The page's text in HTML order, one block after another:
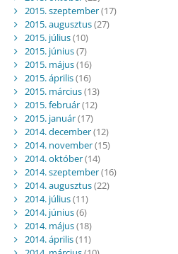
2015. szeptember(17)
2015. augusztus(27)
2015. július(10)
2015. június(7)
2015. május(16)
2015. április(16)
2015. március(13)
2015. február(12)
2015. január(17)
2014. december(12)
2014. november(15)
2014. október(14)
2014. szeptember(16)
2014. augusztus(22)
2014. július(11)
2014. június(6)
2014. május(18)
2014. április(11)